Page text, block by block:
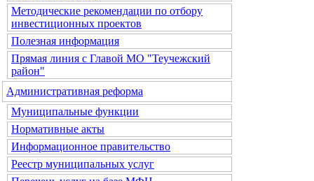
Методические рекомендации по отбору
инвестиционных проектов
Полезная информация
Прямая линия с Главой МО "Теучежский
район"
Административная реформа
Муниципальные функции
Нормативные акты
Информационное правительство
Реестр муниципальных услуг